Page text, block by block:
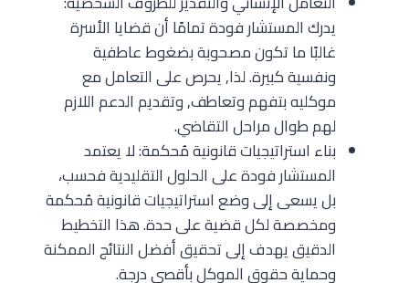
يدرك المستشار فودة تمامًا أن قضايا الأسرة
غالبًا ما تكون مصحوبة بضغوط عاطفية
ونفسية كبيرة. لذا, يحرص على التعامل مع
موكليه بتفهم وتعاطف, وتقديم الدعم اللازم
لهم طوال مراحل التقاضي.
بناء استراتيجيات قانونية مُحكمة: لا يعتمد
المستشار فودة على الحلول التقليدية فحسب،
بل يسعى إلى وضع استراتيجيات قانونية مُحكمة
ومخصصة لكل قضية على حدة. هذا التخطيط
الدقيق يهدف إلى تحقيق أفضل النتائج الممكنة
وحماية حقوق الموكل بأقصى درجة.